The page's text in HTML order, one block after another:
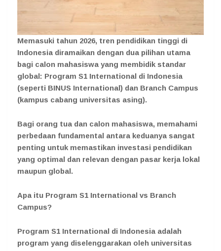
Memasuki tahun 2026, tren pendidikan tinggi di
Indonesia diramaikan dengan dua pilihan utama
bagi calon mahasiswa yang membidik standar
global: Program S1 International di Indonesia
(seperti BINUS International) dan Branch Campus
(kampus cabang universitas asing).
Bagi orang tua dan calon mahasiswa, memahami
perbedaan fundamental antara keduanya sangat
penting untuk memastikan investasi pendidikan
yang optimal dan relevan dengan pasar kerja lokal
maupun global.
Apa itu Program S1 International vs Branch
Campus?
Program S1 International di Indonesia adalah
program yang diselenggarakan oleh universitas